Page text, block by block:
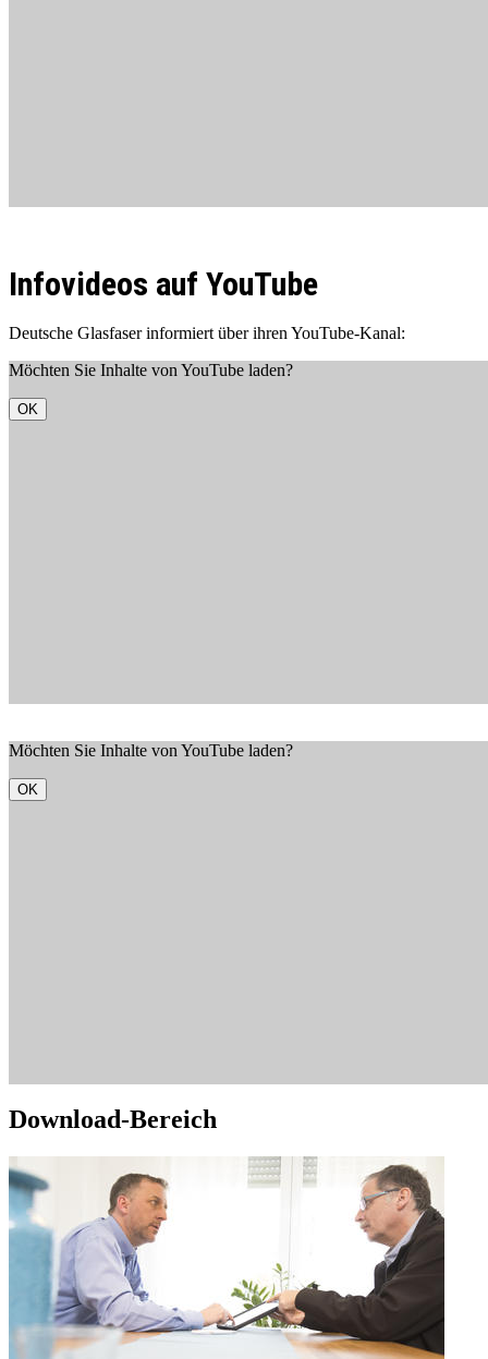
Infovideos auf YouTube
Deutsche Glasfaser informiert über ihren YouTube-Kanal:
Möchten Sie Inhalte von YouTube laden?
OK
Möchten Sie Inhalte von YouTube laden?
OK
Download-Bereich